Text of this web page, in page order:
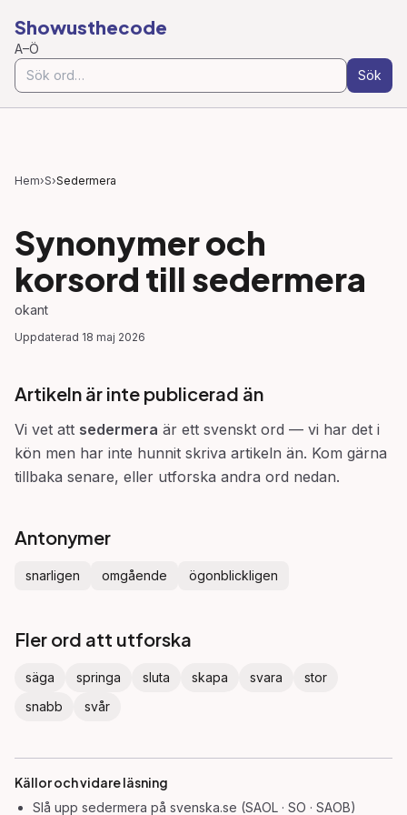
Showusthecode
A–Ö
Sök
Hem›S›Sedermera
Synonymer och
korsord till sedermera
okant
Uppdaterad 18 maj 2026
Artikeln är inte publicerad än
Vi vet att sedermera är ett svenskt ord — vi har det i
kön men har inte hunnit skriva artikeln än. Kom gärna
tillbaka senare, eller utforska andra ord nedan.
Antonymer
snarligen omgående ögonblickligen
Fler ord att utforska
säga springa sluta skapa svara
stor
snabb
svår
Källor och vidare läsning
Slå upp sedermera på svenska.se (SAOL · SO · SAOB)